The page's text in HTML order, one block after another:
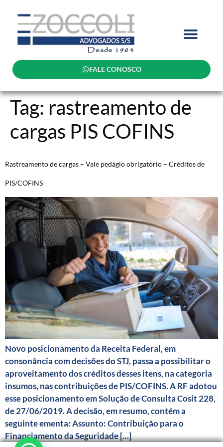
FALE CONOSCO
Tag: rastreamento de
cargas PIS COFINS
Rastreamento de cargas – Vale pedágio obrigatório – Créditos de
PIS/COFINS
Novo posicionamento da Receita Federal, em
consonância com decisões do STJ, passa a possibilitar o
aproveitamento dos créditos desses itens, na categoria
insumos, nas contribuições de PIS/COFINS. A RF adotou
esse posicionamento em Solução de Consulta Cosit 228,
de 27/06/2019. A decisão, em resumo, contém a
seguinte ementa: Assunto: Contribuição para o
Financiamento da Seguridade […]